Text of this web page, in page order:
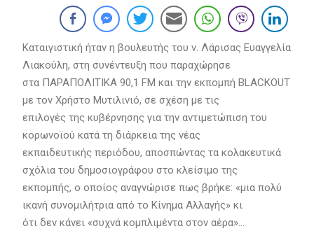
Καταιγιστική ήταν η βουλευτής του ν. Λάρισας Ευαγγελία
Λιακούλη, στη συνέντευξη που παραχώρησε
στα ΠΑΡΑΠΟΛΙΤΙΚΑ 90,1 FM και την εκπομπή BLACKOUT
με τον Χρήστο Μυτιλινιό, σε σχέση με τις
επιλογές της κυβέρνησης για την αντιμετώπιση του
κορωνοϊού κατά τη διάρκεια της νέας
εκπαιδευτικής περιόδου, αποσπώντας τα κολακευτικά
σχόλια του δημοσιογράφου στο κλείσιμο της
εκπομπής, ο οποίος αναγνώρισε πως βρήκε: «μια πολύ
ικανή συνομιλήτρια από το Κίνημα Αλλαγής» κι
ότι δεν κάνει «συχνά κομπλιμέντα στον αέρα»…